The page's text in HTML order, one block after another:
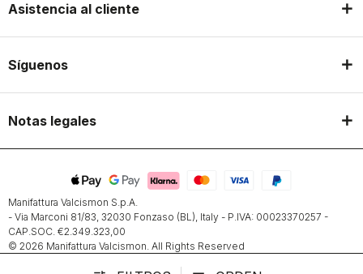
Asistencia al cliente
Síguenos
Notas legales
Manifattura Valcismon S.p.A.
- Via Marconi 81/83, 32030 Fonzaso (BL), Italy - P.IVA: 00023370257 -
CAP.SOC. €2.349.323,00
© 2026 Manifattura Valcismon. All Rights Reserved